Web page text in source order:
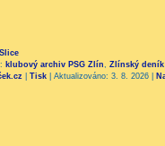
klubový archiv PSG Zlín, Zlínský deník
Tisk Aktualizováno: 3. 8. 2026